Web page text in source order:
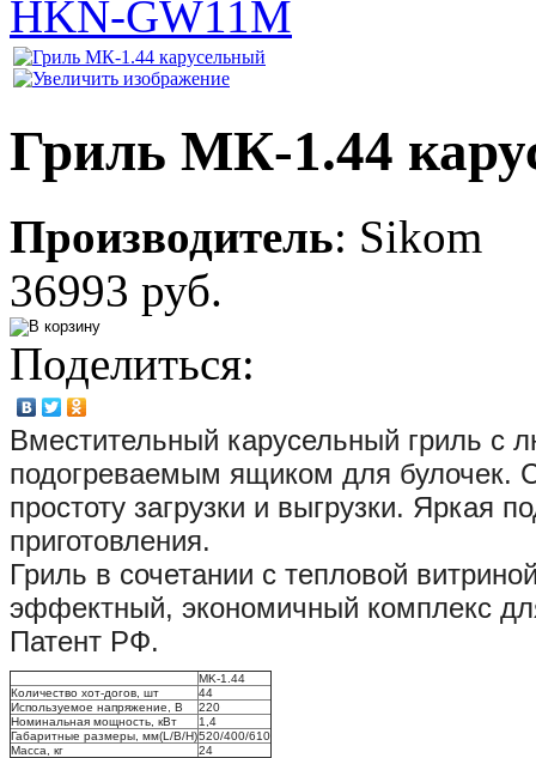
HKN-GW11M
Гриль МК-1.44
Производитель: Sikom
36993 руб.
Поделиться:
Вместительный карусельный гриль с
подогреваемым ящиком для булочек.
простоту загрузки и выгрузки. Яркая
приготовления.
Гриль в сочетании с тепловой
эффектный, экономичный комплекс
Патент РФ.
MK-1.44
Количество хот-догов, шт
44
Используемое напряжение, В
220
Номинальная мощность, кВт
1,4
Габаритные размеры, мм(L/B/H)520/400/610
Масса, кг
24